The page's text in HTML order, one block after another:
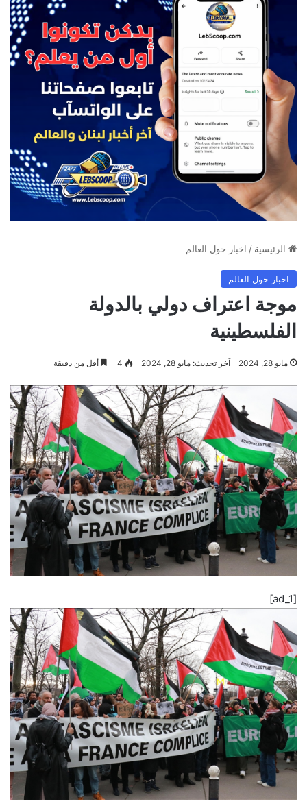
الرئيسية / اخبار حول العالم
اخبار حول العالم
موجة اعتراف دولي بالدولة
الفلسطينية
مايو 28, 2024 آخر تحديث: مايو 28, 2024 4 أقل من دقيقة
[ad_1]